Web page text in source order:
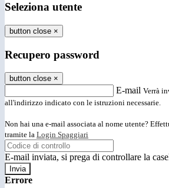
Seleziona utente
button close ×
Recupero password
button close ×
E-mail Verrà
all'indirizzo indicato con le istruzioni necessarie.
Non hai una e-mail associata al nome utente?
tramite la Login Spaggiari
E-mail inviata, si prega di controllare la
Errore